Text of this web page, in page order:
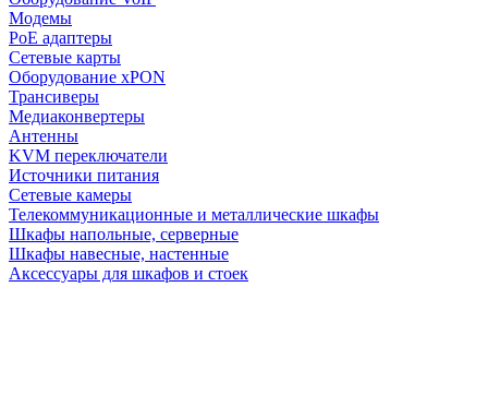
Модемы
PoE адаптеры
Сетевые карты
Оборудование xPON
Трансиверы
Медиаконвертеры
Антенны
KVM переключатели
Источники питания
Сетевые камеры
Телекоммуникационные и металлические шкафы
Шкафы напольные, серверные
Шкафы навесные, настенные
Аксессуары для шкафов и стоек